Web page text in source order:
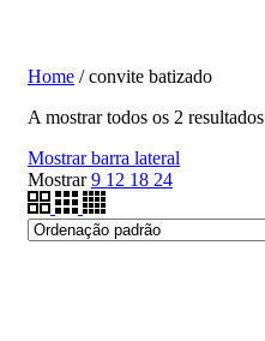
Home /convite batizado
A mostrar todos os 2 resultados
Mostrar barra lateral
Mostrar9 12 18 24